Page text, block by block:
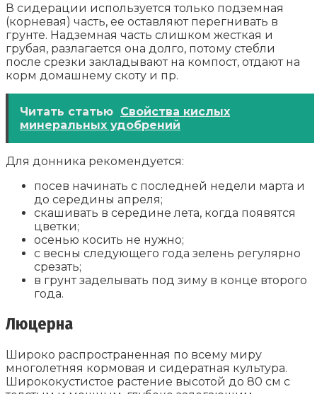
В сидерации используется только подземная
(корневая) часть, ее оставляют перегнивать в
грунте. Надземная часть слишком жесткая и
грубая, разлагается она долго, потому стебли
после срезки закладывают на компост, отдают на
корм домашнему скоту и пр.
Читать статью Свойства кислых
минеральных удобрений
Для донника рекомендуется:
посев начинать с последней недели марта и
до середины апреля;
скашивать в середине лета, когда появятся
цветки;
осенью косить не нужно;
с весны следующего года зелень регулярно
срезать;
в грунт заделывать под зиму в конце второго
года.
Люцерна
Широко распространенная по всему миру
многолетняя кормовая и сидератная культура.
Ширококустистое растение высотой до 80 см с